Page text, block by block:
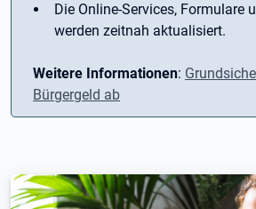
Die Online-Services, Formulare
werden zeitnah aktualisiert.
Weitere Informationen:
Bürgergeld ab